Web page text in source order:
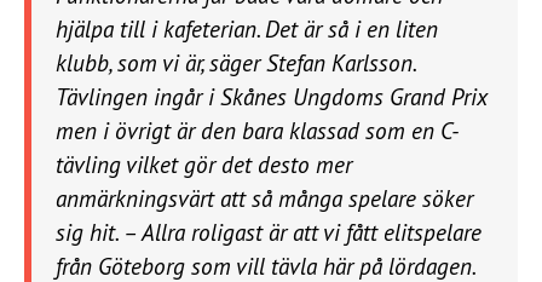
hjälpa till i kafeterian. Det är så i en liten
klubb, som vi är, säger Stefan Karlsson.
Tävlingen ingår i Skånes Ungdoms Grand Prix
men i övrigt är den bara klassad som en C-
tävling vilket gör det desto mer
anmärkningsvärt att så många spelare söker
sig hit. – Allra roligast är att vi fått elitspelare
från Göteborg som vill tävla här på lördagen.